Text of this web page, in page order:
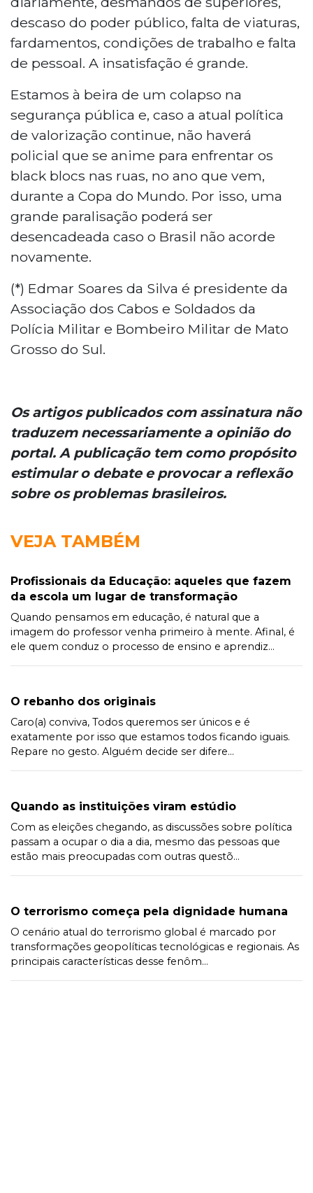
descaso do poder público, falta de viaturas,
fardamentos, condições de trabalho e falta
de pessoal. A insatisfação é grande.
Estamos à beira de um colapso na
segurança pública e, caso a atual política
de valorização continue, não haverá
policial que se anime para enfrentar os
black blocs nas ruas, no ano que vem,
durante a Copa do Mundo. Por isso, uma
grande paralisação poderá ser
desencadeada caso o Brasil não acorde
novamente.
(*) Edmar Soares da Silva é presidente da
Associação dos Cabos e Soldados da
Polícia Militar e Bombeiro Militar de Mato
Grosso do Sul.
Os artigos publicados com assinatura não
traduzem necessariamente a opinião do
portal. A publicação tem como propósito
estimular o debate e provocar a reflexão
sobre os problemas brasileiros.
VEJA TAMBÉM
Profissionais da Educação: aqueles que fazem
da escola um lugar de transformação
Quando pensamos em educação, é natural que a
imagem do professor venha primeiro à mente. Afinal, é
ele quem conduz o processo de ensino e aprendiz...
O rebanho dos originais
Caro(a) conviva, Todos queremos ser únicos e é
exatamente por isso que estamos todos ficando iguais.
Repare no gesto. Alguém decide ser difere...
Quando as instituições viram estúdio
Com as eleições chegando, as discussões sobre política
passam a ocupar o dia a dia, mesmo das pessoas que
estão mais preocupadas com outras questõ...
O terrorismo começa pela dignidade humana
O cenário atual do terrorismo global é marcado por
transformações geopolíticas tecnológicas e regionais. As
principais características desse fenôm...